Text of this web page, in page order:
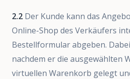
2.2 Der Kunde kann das
Online-Shop des Verkäufers
Bestellformular abgeben.
nachdem er die ausgewählten
virtuellen Warenkorb gelegt